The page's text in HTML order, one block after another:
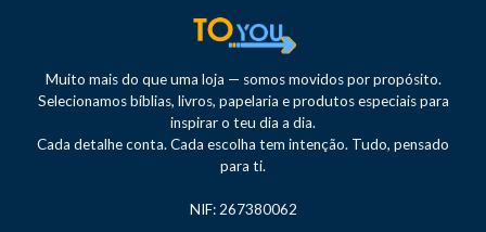
Muito mais do que uma loja — somos movidos por propósito.
Selecionamos bíblias, livros, papelaria e produtos especiais para
inspirar o teu dia a dia.
Cada detalhe conta. Cada escolha tem intenção. Tudo, pensado
para ti.
NIF: 267380062